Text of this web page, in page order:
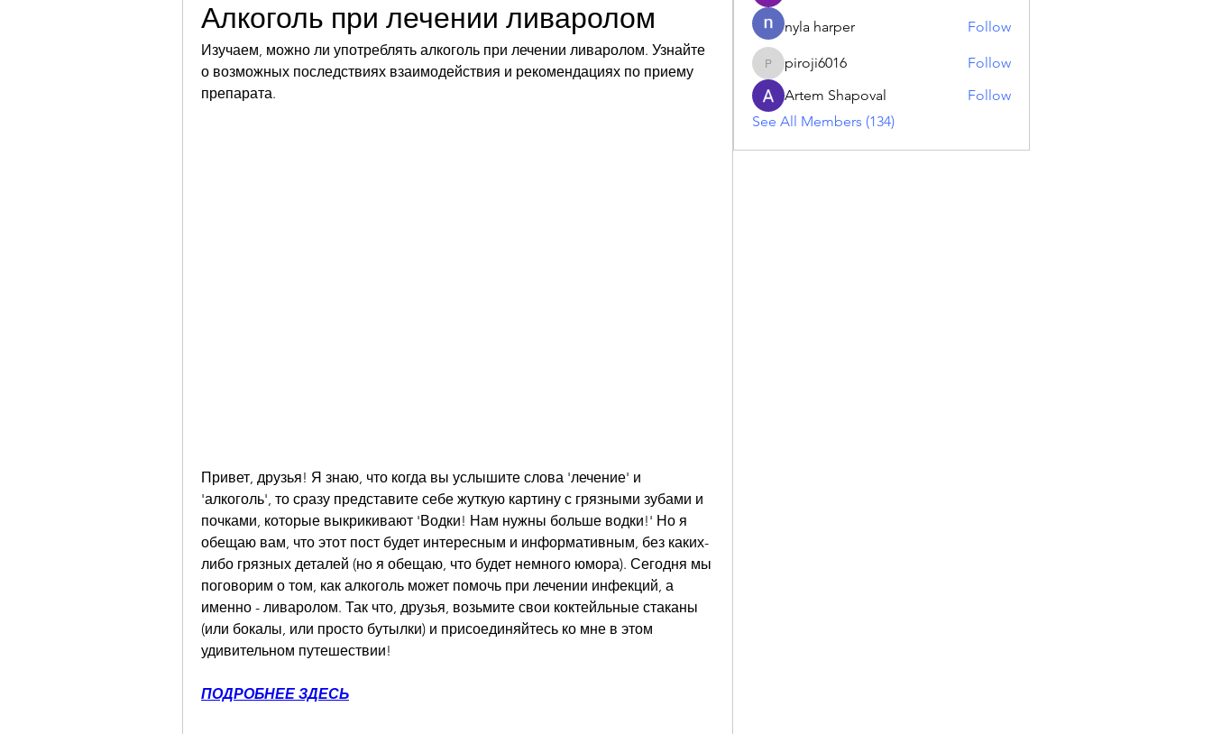
Алкоголь при лечении ливаролом
Изучаем, можно ли употреблять алкоголь при лечении ливаролом. Узнайте
о возможных последствиях взаимодействия и рекомендациях по приему
препарата.
Привет, друзья! Я знаю, что когда вы услышите слова 'лечение' и
'алкоголь', то сразу представите себе жуткую картину с грязными зубами и
почками, которые выкрикивают 'Водки! Нам нужны больше водки!' Но я
обещаю вам, что этот пост будет интересным и информативным, без каких-
либо грязных деталей (но я обещаю, что будет немного юмора). Сегодня мы
поговорим о том, как алкоголь может помочь при лечении инфекций, а
именно - ливаролом. Так что, друзья, возьмите свои коктейльные стаканы
(или бокалы, или просто бутылки) и присоединяйтесь ко мне в этом
удивительном путешествии!
ПОДРОБНЕЕ ЗДЕСЬ
nyla harper Follow
piroji6016
piroji6016
Follow
Artem Shapoval
Follow
See All Members (134)